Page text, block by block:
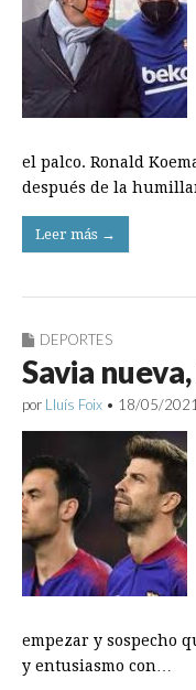
el palco. Ronald
después de la
Leer más →
DEPORTES
Savia
por Lluís Foix • 18/05/
empezar y sospecho
y entusiasmo con…